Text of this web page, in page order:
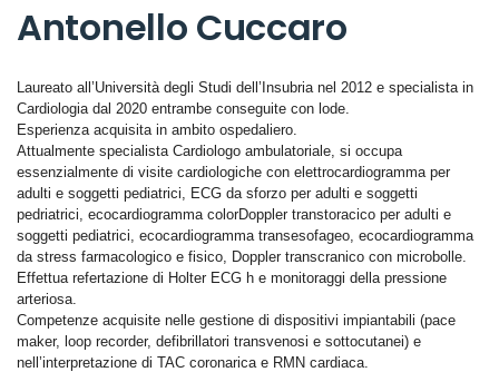
Antonello Cuccaro
Laureato all’Università degli Studi dell’Insubria nel 2012 e specialista in
Cardiologia dal 2020 entrambe conseguite con lode.
Esperienza acquisita in ambito ospedaliero.
Attualmente specialista Cardiologo ambulatoriale, si occupa
essenzialmente di visite cardiologiche con elettrocardiogramma per
adulti e soggetti pediatrici, ECG da sforzo per adulti e soggetti
pedriatrici, ecocardiogramma colorDoppler transtoracico per adulti e
soggetti pediatrici, ecocardiogramma transesofageo, ecocardiogramma
da stress farmacologico e fisico, Doppler transcranico con microbolle.
Effettua refertazione di Holter ECG h e monitoraggi della pressione
arteriosa.
Competenze acquisite nelle gestione di dispositivi impiantabili (pace
maker, loop recorder, defibrillatori transvenosi e sottocutanei) e
nell’interpretazione di TAC coronarica e RMN cardiaca.